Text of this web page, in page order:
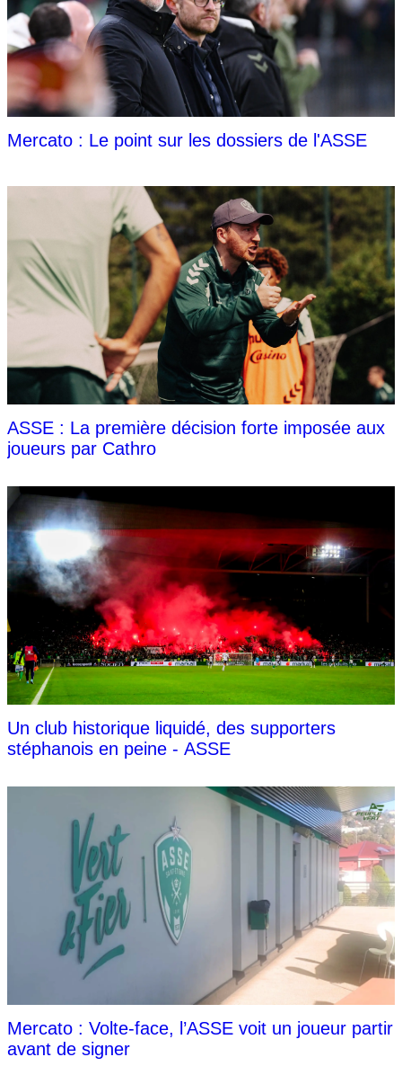
Mercato : Le point sur les dossiers de l'ASSE
ASSE : La première décision forte imposée aux
joueurs par Cathro
Un club historique liquidé, des supporters
stéphanois en peine - ASSE
Mercato : Volte-face, l’ASSE voit un joueur partir
avant de signer